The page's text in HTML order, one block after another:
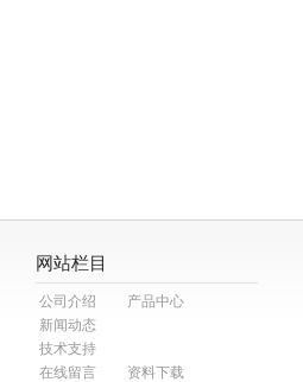
网站栏目
公司介绍
产品中心
新闻动态
技术支持
在线留言
资料下载